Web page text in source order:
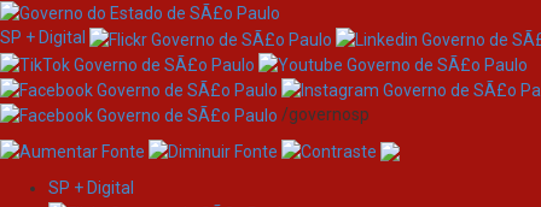
SP + Digital
/governosp
SP + Digital